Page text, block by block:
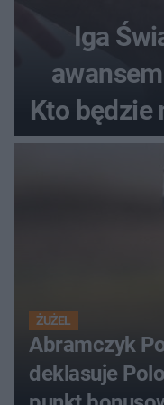
Iga
Kto będzie
ŻUŻEL
Abramczyk
deklasuje